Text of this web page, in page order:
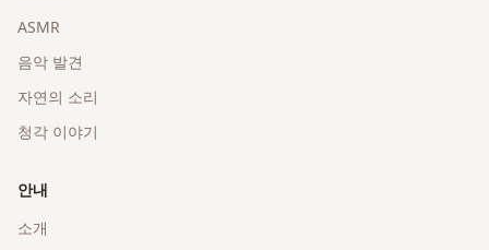
ASMR
음악 발견
자연의 소리
청각 이야기
안내
소개